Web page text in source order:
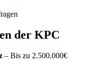
der KPC
– Bis zu 2.500.000€